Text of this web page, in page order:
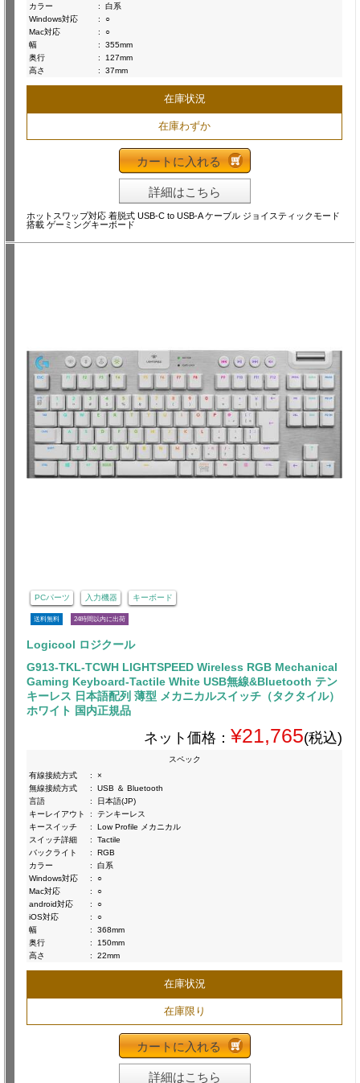
カラー
:
白系
Windows対応
:
○
Mac対応
:
○
幅
:
355mm
奥行
:
127mm
高さ
: 37mm
在庫状況
在庫わずか
カートに入れる
詳細はこちら
ホットスワップ対応 着脱式 USB-C to USB-A ケーブル ジョイスティックモード
搭載 ゲーミングキーボード
PCパーツ 入力機器 キーボード
送料無料 24時間以内に出荷
Logicool ロジクール
G913-TKL-TCWH LIGHTSPEED Wireless RGB Mechanical
Gaming Keyboard-Tactile White USB無線&Bluetooth テン
キーレス 日本語配列 薄型 メカニカルスイッチ（タクタイル）
ホワイト 国内正規品
ネット価格： ¥21,765(税込)
スペック
有線接続方式
:
×
無線接続方式
:
USB ＆ Bluetooth
言語
:
日本語(JP)
キーレイアウト
:
テンキーレス
キースイッチ
:
Low Profile メカニカル
スイッチ詳細
:
Tactile
バックライト
:
RGB
カラー
:
白系
Windows対応
:
○
Mac対応
:
○
android対応
:
○
iOS対応
:
○
幅
:
368mm
奥行
:
150mm
高さ
: 22mm
在庫状況
在庫限り
カートに入れる
詳細はこちら